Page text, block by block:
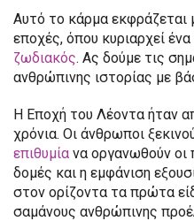
Αυτό το κάρμα εκφράζεται
εποχές, όπου κυριαρχεί
ζωδιακός. Ας δούμε τις
ανθρώπινης ιστορίας με
Η Εποχή του Λέοντα ήταν
χρόνια. Οι άνθρωποι
επιθυμία να οργανωθούν οι
δομές και η εμφάνιση
στον ορίζοντα τα πρώτα
σαμάνους ανθρώπινης